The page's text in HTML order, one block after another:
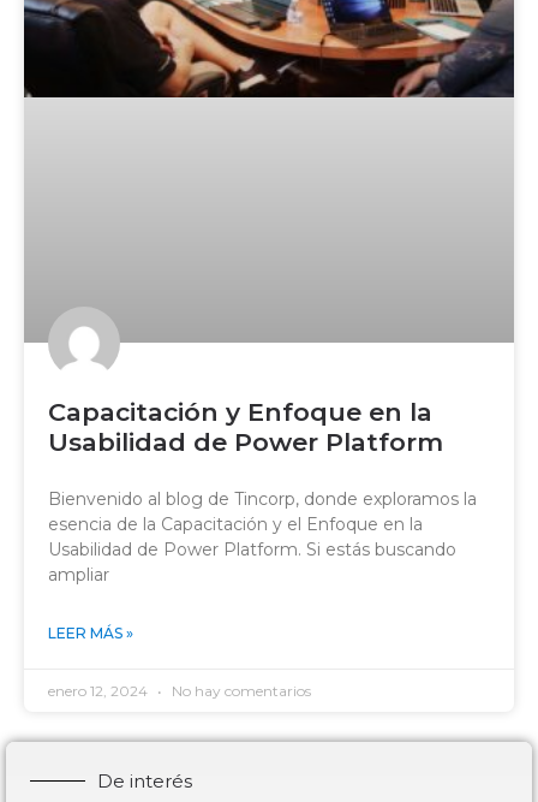
Capacitación y Enfoque en la
Usabilidad de Power Platform
Bienvenido al blog de Tincorp, donde exploramos la
esencia de la Capacitación y el Enfoque en la
Usabilidad de Power Platform. Si estás buscando
ampliar
LEER MÁS »
enero 12, 2024 No hay comentarios
De interés